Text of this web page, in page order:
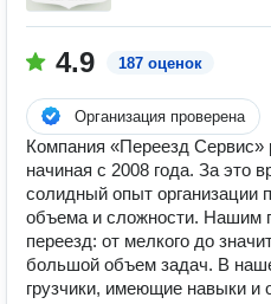
4.9 187 оценок
Организация проверена
Компания «Переезд
начиная с 2008 года. За это
солидный опыт организации
объема и сложности. Нашим
переезд: от мелкого до
большой объем задач. В
грузчики, имеющие навыки и